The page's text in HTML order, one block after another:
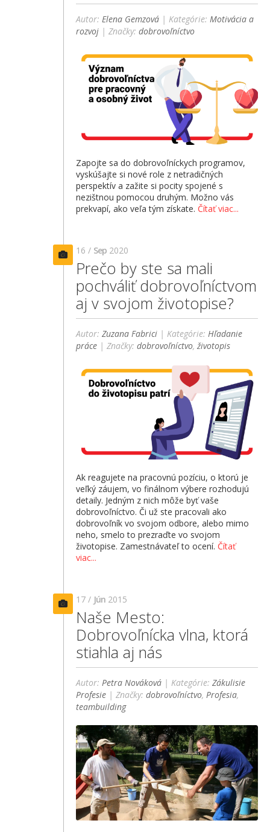
Autor:Elena Gemzová | Kategórie:Motivácia a
rozvoj | Značky:dobrovoľníctvo
Zapojte sa do dobrovoľníckych programov,
vyskúšajte si nové role z netradičných
perspektív a zažite si pocity spojené s
nezištnou pomocou druhým. Možno vás
prekvapí, ako veľa tým získate. Čítať viac...
16 / Sep 2020
Prečo by ste sa mali
pochváliť dobrovoľníctvom
aj v svojom životopise?
Autor:Zuzana Fabrici | Kategórie:Hľadanie
práce | Značky:dobrovoľníctvo,životopis
Ak reagujete na pracovnú pozíciu, o ktorú je
veľký záujem, vo finálnom výbere rozhodujú
detaily. Jedným z nich môže byť vaše
dobrovoľníctvo. Či už ste pracovali ako
dobrovoľník vo svojom odbore, alebo mimo
neho, smelo to prezraďte vo svojom
životopise. Zamestnávateľ to ocení. Čítať
viac...
17 / Jún 2015
Naše Mesto:
Dobrovoľnícka vlna, ktorá
stiahla aj nás
Autor:Petra Nováková | Kategórie:Zákulisie
Profesie | Značky:dobrovoľníctvo,Profesia,
teambuilding